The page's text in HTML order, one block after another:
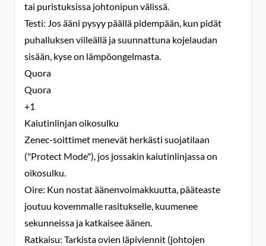
tai puristuksissa johtonipun välissä.
Testi: Jos ääni pysyy päällä pidempään, kun pidät
puhalluksen viileällä ja suunnattuna kojelaudan
sisään, kyse on lämpöongelmasta.
Quora
Quora
+1
Kaiutinlinjan oikosulku
Zenec-soittimet menevät herkästi suojatilaan
("Protect Mode"), jos jossakin kaiutinlinjassa on
oikosulku.
Oire: Kun nostat äänenvoimakkuutta, pääteaste
joutuu kovemmalle rasitukselle, kuumenee
sekunneissa ja katkaisee äänen.
Ratkaisu: Tarkista ovien läpiviennit (johtojen